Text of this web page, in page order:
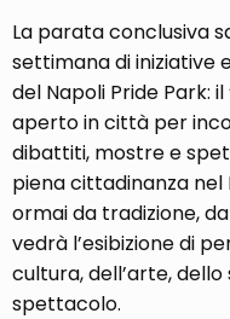
La parata conclusiva
settimana di iniziative
del Napoli Pride Park:
aperto in città per
dibattiti, mostre e
piena cittadinanza nel
ormai da tradizione,
vedrà l’esibizione di
cultura, dell’arte,
spettacolo.